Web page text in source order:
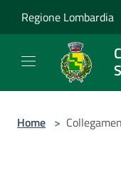
Regione Lombardia
Home >